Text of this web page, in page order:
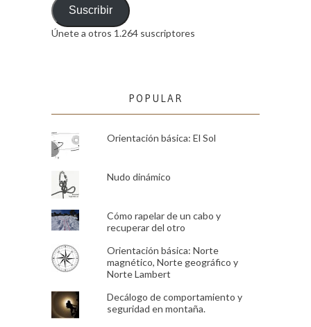
emailSuscribir
Únete a otros 1.264 suscriptores
POPULAR
Orientación básica: El Sol
Nudo dinámico
Cómo rapelar de un cabo y
recuperar del otro
Orientación básica: Norte
magnético, Norte geográfico y
Norte Lambert
Decálogo de comportamiento y
seguridad en montaña.